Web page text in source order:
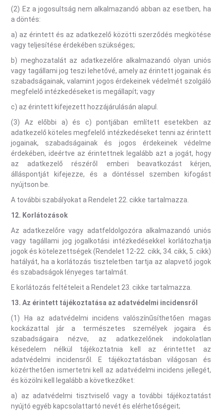
(2) Ez a jogosultság nem alkalmazandó abban az esetben, ha
a döntés:
a) az érintett és az adatkezelő közötti szerződés megkötése
vagy teljesítése érdekében szükséges;
b) meghozatalát az adatkezelőre alkalmazandó olyan uniós
vagy tagállami jog teszi lehetővé, amely az érintett jogainak és
szabadságainak, valamint jogos érdekeinek védelmét szolgáló
megfelelő intézkedéseket is megállapít; vagy
c) az érintett kifejezett hozzájárulásán alapul.
(3) Az előbbi a) és c) pontjában említett esetekben az
adatkezelő köteles megfelelő intézkedéseket tenni az érintett
jogainak, szabadságainak és jogos érdekeinek védelme
érdekében, ideértve az érintettnek legalább azt a jogát, hogy
az adatkezelő részéről emberi beavatkozást kérjen,
álláspontját kifejezze, és a döntéssel szemben kifogást
nyújtson be.
A további szabályokat a Rendelet 22. cikke tartalmazza.
12. Korlátozások
Az adatkezelőre vagy adatfeldolgozóra alkalmazandó uniós
vagy tagállami jog jogalkotási intézkedésekkel korlátozhatja
jogok és kötelezettségek (Rendelet 12-22. cikk, 34. cikk, 5. cikk)
hatályát, ha a korlátozás tiszteletben tartja az alapvető jogok
és szabadságok lényeges tartalmát.
E korlátozás feltételeit a Rendelet 23. cikke tartalmazza.
13. Az érintett tájékoztatása az adatvédelmi incidensről
(1) Ha az adatvédelmi incidens valószínűsíthetően magas
kockázattal jár a természetes személyek jogaira és
szabadságaira nézve, az adatkezelőnek indokolatlan
késedelem nélkül tájékoztatnia kell az érintettet az
adatvédelmi incidensről. E tájékoztatásban világosan és
közérthetően ismertetni kell az adatvédelmi incidens jellegét,
és közölni kell legalább a következőket:
a) az adatvédelmi tisztviselő vagy a további tájékoztatást
nyújtó egyéb kapcsolattartó nevét és elérhetőségeit;